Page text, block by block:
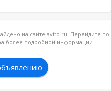
на сайте avito.ru. Перейдите по
более подробной информации